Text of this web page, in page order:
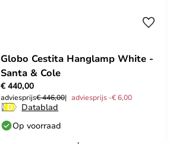
Globo Cestita Hanglamp White -
Santa & Cole
€ 440,00
adviesprijs€ 446,00 adviesprijs -€ 6,00
Datablad
Op voorraad